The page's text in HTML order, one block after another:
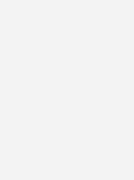
können länger